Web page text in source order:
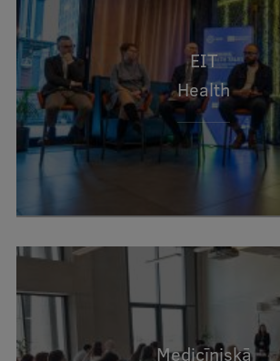
EIT
Health
Medicīniskā